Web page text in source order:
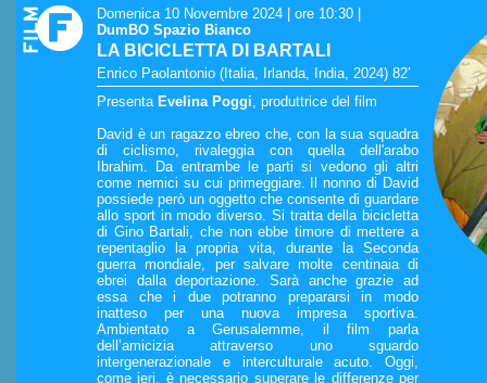
Domenica 10 Novembre 2024 | ore 10:30
DumBO Spazio Bianco
LA BICICLETTA DI BARTALI
Enrico Paolantonio (Italia, Irlanda, India, 2024) 82’
Presenta Evelina Poggi, produttrice del film
David è un ragazzo ebreo che, con la sua squadra
di ciclismo, rivaleggia con quella dell'arabo
Ibrahim. Da entrambe le parti si vedono gli altri
come nemici su cui primeggiare. Il nonno di David
possiede però un oggetto che consente di guardare
allo sport in modo diverso. Si tratta della bicicletta
di Gino Bartali, che non ebbe timore di mettere a
repentaglio la propria vita, durante la Seconda
guerra mondiale, per salvare molte centinaia di
ebrei dalla deportazione. Sarà anche grazie ad
essa che i due potranno prepararsi in modo
inatteso per una nuova impresa sportiva.
Ambientato a Gerusalemme, il film parla
dell’amicizia attraverso uno sguardo
intergenerazionale e interculturale acuto. Oggi,
come ieri, è necessario superare le differenze per